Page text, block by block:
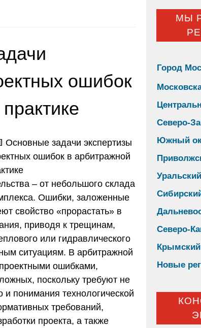
ошибок
– от небольшого склада
Ошибки, заложенные
свойство «прорастать» в
приводя к трещинам,
или гидравлического
ситуациям. В арбитражной
ошибками,
поскольку требуют не
понимания технологической
требований,
проекта, а также
МЫ
Город
Северо-
Южный
Северо-
Крымский
Новые